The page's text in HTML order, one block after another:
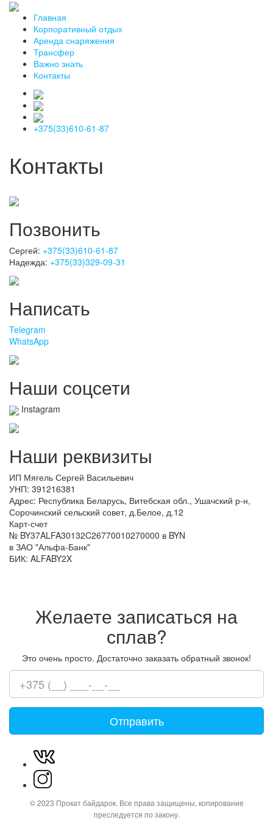
Главная
Корпоративный отдых
Аренда снаряжения
Трансфер
Важно знать
Контакты
+375(33)610-61-87
Контакты
Позвонить
Сергей: +375(33)610-61-87
Надежда: +375(33)329-09-31
Написать
Telegram
WhatsApp
Наши соцсети
Instagram
Наши реквизиты
ИП Мягель Сергей Васильевич
УНП: 391216381
Адрес: Республика Беларусь, Витебская обл., Ушачский р-н,
Сорочинский сельский совет, д.Белое, д.12
Карт-счет
№ BY37ALFA30132C26770010270000 в BYN
в ЗАО "Альфа-Банк"
БИК: ALFABY2X
Желаете записаться на
сплав?
Это очень просто. Достаточно заказать обратный звонок!
Ваш
номер
телефона
© 2023 Прокат байдарок. Все права защищены, копирование
преследуется по закону.